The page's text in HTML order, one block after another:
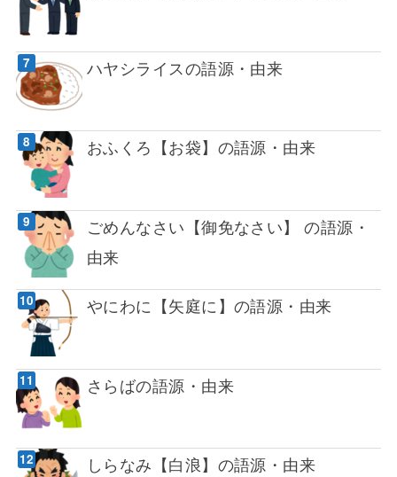
ハヤシライスの語源・由来
おふくろ【お袋】の語源・由来
ごめんなさい【御免なさい】 の語源・
由来
やにわに【矢庭に】の語源・由来
さらばの語源・由来
しらなみ【白浪】の語源・由来